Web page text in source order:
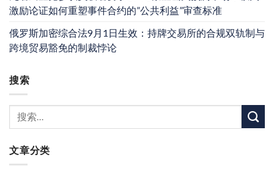
激励论证如何重塑事件合约的”公共利益”审查标准
俄罗斯加密综合法9月1日生效：持牌交易所的合规双轨制与
跨境贸易豁免的制裁悖论
搜索
文章分类